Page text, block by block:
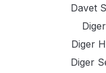
Davet
Diger
Diger